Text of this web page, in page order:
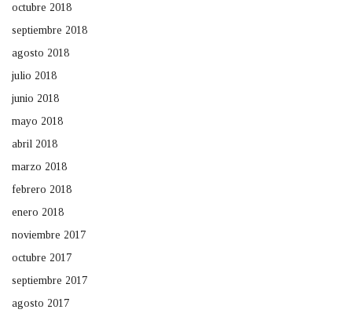
octubre 2018
septiembre 2018
agosto 2018
julio 2018
junio 2018
mayo 2018
abril 2018
marzo 2018
febrero 2018
enero 2018
noviembre 2017
octubre 2017
septiembre 2017
agosto 2017